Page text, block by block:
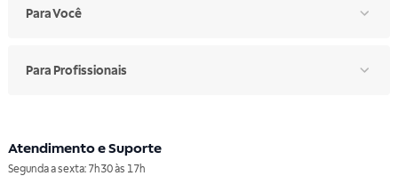
Para Você
Para Profissionais
Atendimento e Suporte
Segunda a sexta: 7h30 às 17h